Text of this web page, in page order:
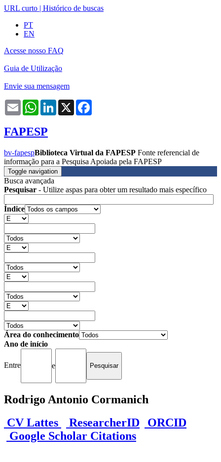
URL curto | Histórico de buscas
PT
EN
Acesse nosso FAQ
Guia de Utilização
Envie sua mensagem
Email WhatsAppLinkedIn
X
FAPESP
bv-fapespBiblioteca Virtual da FAPESP Fonte referencial de
informação para a Pesquisa Apoiada pela FAPESP
Toggle navigation
Busca avançada
Pesquisar - Utilize aspas para obter um resultado mais específico
Índice
Área do conhecimento
Ano de início
Entre e
Rodrigo Antonio Cormanich
CV Lattes
ResearcherID
ORCID
Google Scholar Citations